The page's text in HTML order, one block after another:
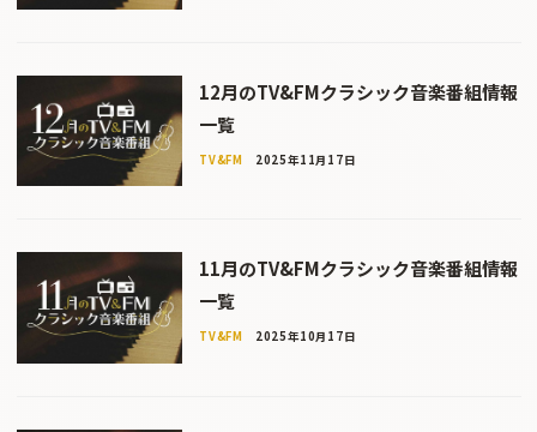
12月のTV&FMクラシック音楽番組情報
一覧
TV&FM 2025年11月17日
11月のTV&FMクラシック音楽番組情報
一覧
TV&FM 2025年10月17日